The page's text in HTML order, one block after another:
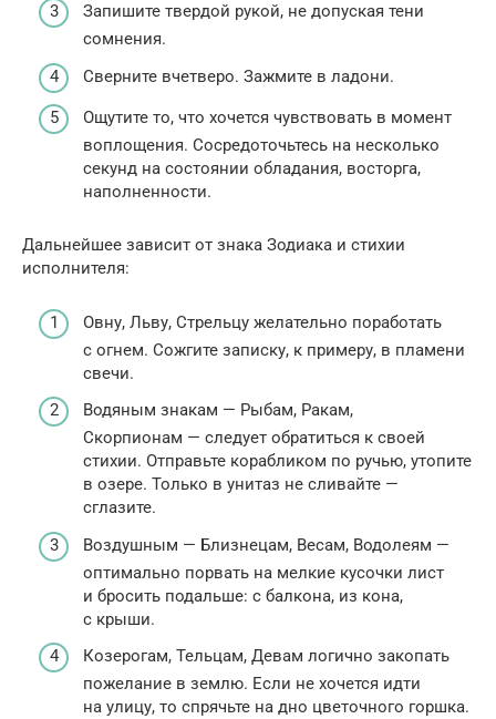
Запишите твердой рукой, не допуская тени
сомнения.
Сверните вчетверо. Зажмите в ладони.
Ощутите то, что хочется чувствовать в момент
воплощения. Сосредоточьтесь на несколько
секунд на состоянии обладания, восторга,
наполненности.
Дальнейшее зависит от знака Зодиака и стихии
исполнителя:
Овну, Льву, Стрельцу желательно поработать
с огнем. Сожгите записку, к примеру, в пламени
свечи.
Водяным знакам — Рыбам, Ракам,
Скорпионам — следует обратиться к своей
стихии. Отправьте корабликом по ручью, утопите
в озере. Только в унитаз не сливайте —
сглазите.
Воздушным — Близнецам, Весам, Водолеям —
оптимально порвать на мелкие кусочки лист
и бросить подальше: с балкона, из кона,
с крыши.
Козерогам, Тельцам, Девам логично закопать
пожелание в землю. Если не хочется идти
на улицу, то спрячьте на дно цветочного горшка.